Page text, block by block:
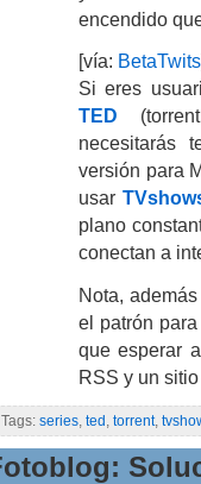
encendido
[vía: BetaTwits
Si eres
TED
necesitarás
versión para
usar
plano
conectan a
Nota,
el patrón
que esperar
RSS y un
Tags: series, ted , torrent,